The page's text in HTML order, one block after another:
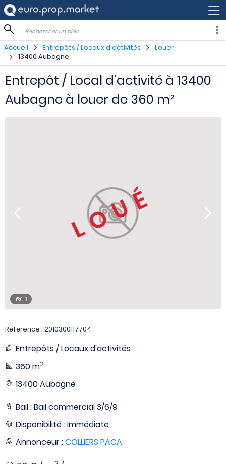
Rechercher un bien
Accueil Entrepôts / Locaux d'activités
Louer
13400 Aubagne
Entrepôt / Local d'activité à 13400
Aubagne à louer de 360 m²
LOUÉ
1
Référence : 2010300117704
Entrepôts / Locaux d'activités
360 m2
13400 Aubagne
Bail : Bail commercial 3/6/9
Disponibilité : Immédiate
Annonceur :COLLIERS PACA